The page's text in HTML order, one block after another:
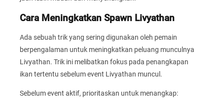
Cara Meningkatkan Spawn Livyathan
Ada sebuah trik yang sering digunakan oleh pemain
berpengalaman untuk meningkatkan peluang munculnya
Livyathan. Trik ini melibatkan fokus pada penangkapan
ikan tertentu sebelum event Livyathan muncul.
Sebelum event aktif, prioritaskan untuk menangkap: